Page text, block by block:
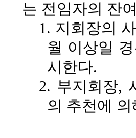
는 전임자의 잔
1. 지회장의
월 이상일
시한다.
2. 부지회장,
의 추천에